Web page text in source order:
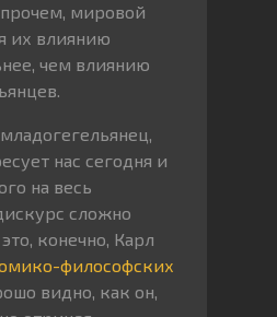
мировой
их влиянию
чем влиянию
нас сегодня и
на весь
сложно
конечно, Карл
философских
видно, как он,